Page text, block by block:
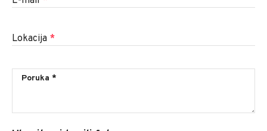
Lokacija *